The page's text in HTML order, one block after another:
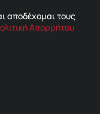
αποδέχομαι τους
Απορρήτου